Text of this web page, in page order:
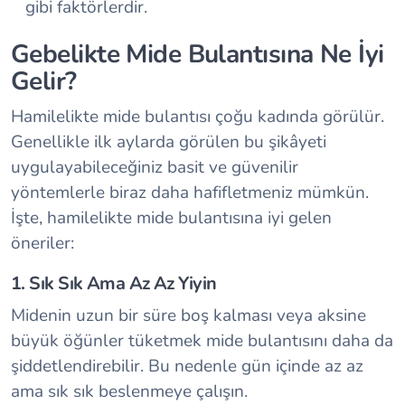
gibi faktörlerdir.
Gebelikte Mide Bulantısına Ne İyi
Gelir?
Hamilelikte mide bulantısı çoğu kadında görülür.
Genellikle ilk aylarda görülen bu şikâyeti
uygulayabileceğiniz basit ve güvenilir
yöntemlerle biraz daha hafifletmeniz mümkün.
İşte, hamilelikte mide bulantısına iyi gelen
öneriler:
1. Sık Sık Ama Az Az Yiyin
Midenin uzun bir süre boş kalması veya aksine
büyük öğünler tüketmek mide bulantısını daha da
şiddetlendirebilir. Bu nedenle gün içinde az az
ama sık sık beslenmeye çalışın.